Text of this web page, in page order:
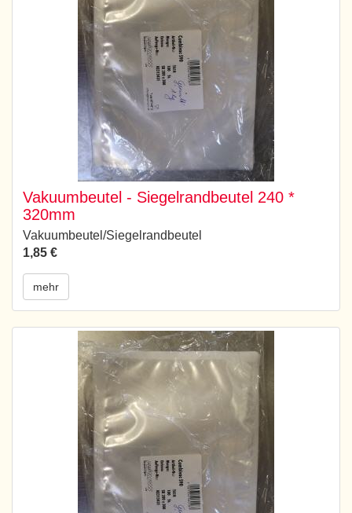
Vakuumbeutel - Siegelrandbeutel 240 *
320mm
Vakuumbeutel/Siegelrandbeutel
1,85 €
mehr